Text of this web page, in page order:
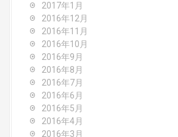
2017年1月
2016年12月
2016年11月
2016年10月
2016年9月
2016年8月
2016年7月
2016年6月
2016年5月
2016年4月
2016年3月